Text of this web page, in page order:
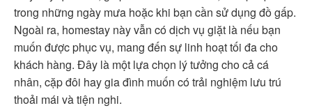
trong những ngày mưa hoặc khi bạn cần sử dụng đồ gấp.
Ngoài ra, homestay này vẫn có dịch vụ giặt là nếu bạn
muốn được phục vụ, mang đến sự linh hoạt tối đa cho
khách hàng. Đây là một lựa chọn lý tưởng cho cả cá
nhân, cặp đôi hay gia đình muốn có trải nghiệm lưu trú
thoải mái và tiện nghi.